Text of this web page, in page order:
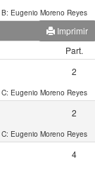
B: Eugenio Moreno Reyes
Imprimir
Part.
2
C: Eugenio Moreno Reyes
2
C: Eugenio Moreno Reyes
4